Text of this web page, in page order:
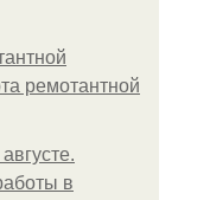
ремотантной
в